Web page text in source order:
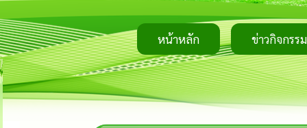
หน้าหลัก ข่าวกิจกรรม